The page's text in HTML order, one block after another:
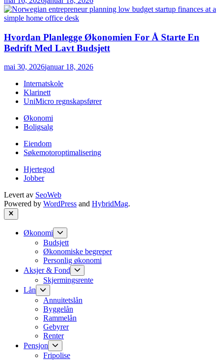
Hvordan Planlegge Økonomien For Å Starte En
Bedrift Med Lavt Budsjett
mai 30, 2026januar 18, 2026
Internatskole
Klarinett
UniMicro regnskapsfører
Økonomi
Boligsalg
Eiendom
Søkemotoroptimalisering
Hjertegod
Jobber
Levert av SeoWeb
Powered by WordPress and HybridMag.
Close
Økonomi
sub
menu
Budsjett
Økonomiske begreper
Personlig økonomi
Aksjer & Fond
sub
menu
Skjermingsrente
Lån
Show
sub
menu
Annuitetslån
Byggelån
Rammelån
Gebyrer
Renter
Pensjon
sub
Fripolise